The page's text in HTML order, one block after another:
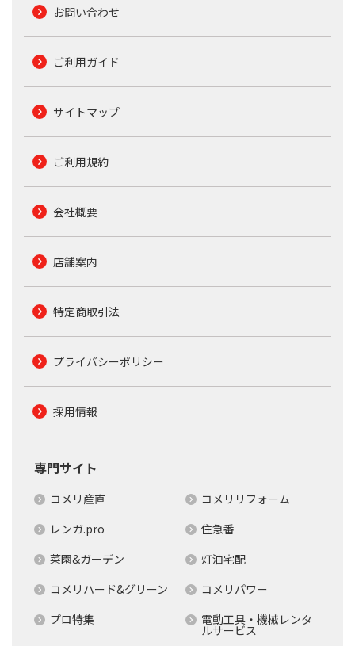
お問い合わせ
ご利用ガイド
サイトマップ
ご利用規約
会社概要
店舗案内
特定商取引法
プライバシーポリシー
採用情報
専門サイト
コメリ産直
コメリリフォーム
レンガ.pro
住急番
菜園&ガーデン
灯油宅配
コメリハード&グリーン
コメリパワー
プロ特集
電動工具・機械レンタ
ルサービス